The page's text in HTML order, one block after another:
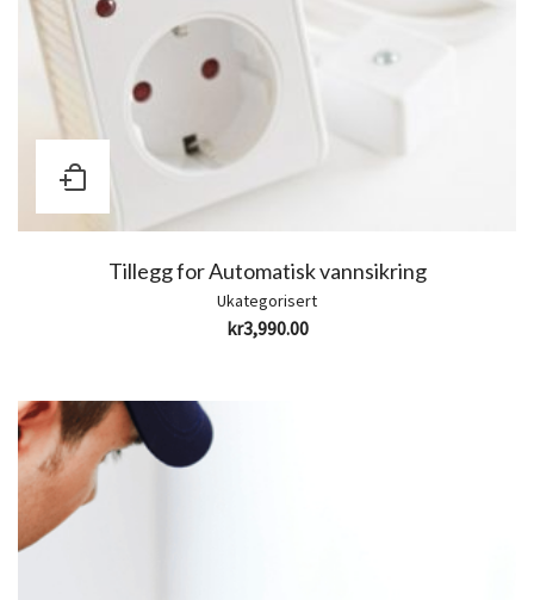
Tillegg for Automatisk vannsikring
Ukategorisert
kr3,990.00